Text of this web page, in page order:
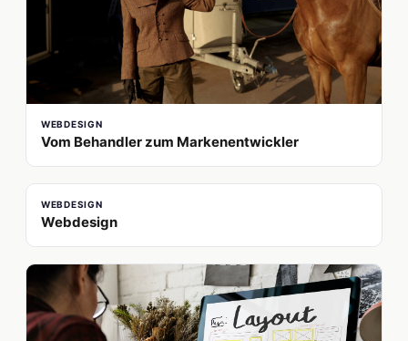
WEBDESIGN
Vom Behandler zum Markenentwickler
WEBDESIGN
Webdesign